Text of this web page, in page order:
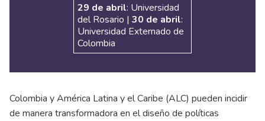
29 de abril: Universidad
del Rosario |30 de abril:
Universidad Externado de
Colombia
Colombia y América Latina y el Caribe (ALC) pueden incidir
de manera transformadora en el diseño de políticas